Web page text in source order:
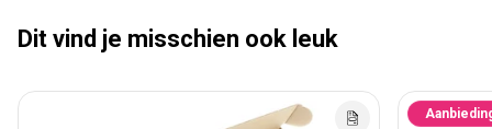
Dit vind je misschien ook leuk